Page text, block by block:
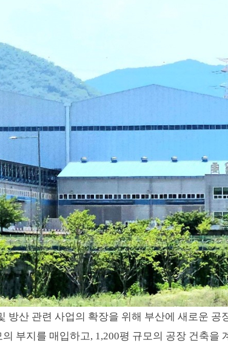
산 관련 사업의 확장을 위해 부산에 새로운 공
부지를 매입하고, 1,200평 규모의 공장 건축을